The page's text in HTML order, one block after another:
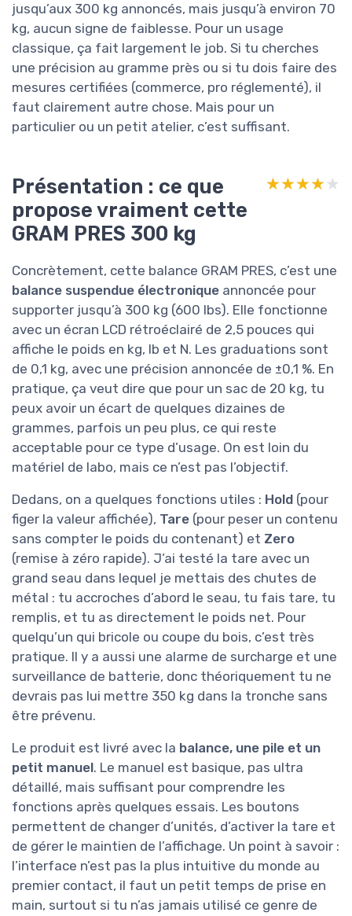
jusqu’aux 300 kg annoncés, mais jusqu’à environ 70
kg, aucun signe de faiblesse. Pour un usage
classique, ça fait largement le job. Si tu cherches
une précision au gramme près ou si tu dois faire des
mesures certifiées (commerce, pro réglementé), il
faut clairement autre chose. Mais pour un
particulier ou un petit atelier, c’est suffisant.
Présentation : ce que
propose vraiment cette
GRAM PRES 300 kg
★★★★★
★★★★★
Concrètement, cette balance GRAM PRES, c’est une
balance suspendue électronique annoncée pour
supporter jusqu’à 300 kg (600 lbs). Elle fonctionne
avec un écran LCD rétroéclairé de 2,5 pouces qui
affiche le poids en kg, lb et N. Les graduations sont
de 0,1 kg, avec une précision annoncée de ±0,1 %. En
pratique, ça veut dire que pour un sac de 20 kg, tu
peux avoir un écart de quelques dizaines de
grammes, parfois un peu plus, ce qui reste
acceptable pour ce type d’usage. On est loin du
matériel de labo, mais ce n’est pas l’objectif.
Dedans, on a quelques fonctions utiles : Hold (pour
figer la valeur affichée), Tare (pour peser un contenu
sans compter le poids du contenant) et Zero
(remise à zéro rapide). J’ai testé la tare avec un
grand seau dans lequel je mettais des chutes de
métal : tu accroches d’abord le seau, tu fais tare, tu
remplis, et tu as directement le poids net. Pour
quelqu’un qui bricole ou coupe du bois, c’est très
pratique. Il y a aussi une alarme de surcharge et une
surveillance de batterie, donc théoriquement tu ne
devrais pas lui mettre 350 kg dans la tronche sans
être prévenu.
Le produit est livré avec la balance, une pile et un
petit manuel. Le manuel est basique, pas ultra
détaillé, mais suffisant pour comprendre les
fonctions après quelques essais. Les boutons
permettent de changer d’unités, d’activer la tare et
de gérer le maintien de l’affichage. Un point à savoir :
l’interface n’est pas la plus intuitive du monde au
premier contact, il faut un petit temps de prise en
main, surtout si tu n’as jamais utilisé ce genre de